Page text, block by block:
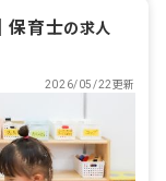
｜保育士の求人
2026/05/22更新